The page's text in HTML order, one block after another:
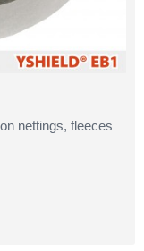
nettings, fleeces